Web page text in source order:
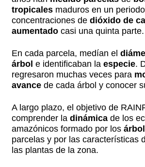
tropicales maduros en un
concentraciones de dióxido de
aumentado casi una quinta parte.
En cada parcela, medían el
árbol e identificaban la especie.
regresaron muchas veces para
avance de cada árbol y conocer
A largo plazo, el objetivo de
comprender la dinámica de los
amazónicos formado por los
parcelas y por las características
las plantas de la zona.